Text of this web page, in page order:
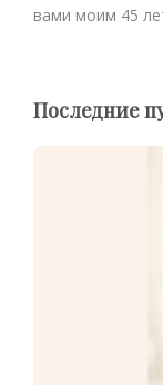
вами моим 45
Последние